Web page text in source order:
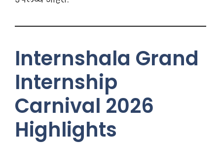
Internshala Grand
Internship
Carnival 2026
Highlights